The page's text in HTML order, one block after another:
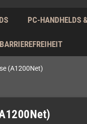
PC-HANDHELDS
(A1200Net)